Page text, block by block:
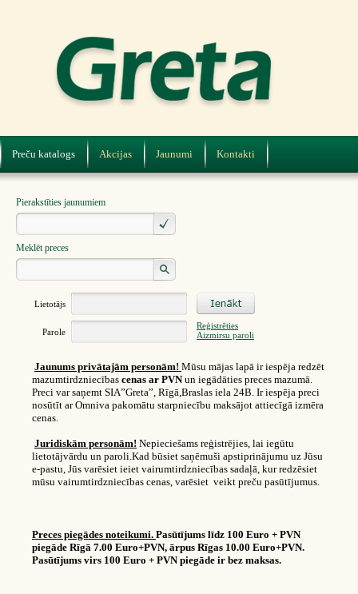
Preču katalogs Akcijas Jaunumi Kontakti
Pierakstīties jaunumiem
Meklēt preces
Lietotājs
Parole
Reģistrēties
Aizmirsu paroli
Jaunums privātajām personām! Mūsu mājas lapā ir iespēja redzēt
mazumtirdzniecības cenas ar PVNun iegādāties preces mazumā.
Preci var saņemt SIA”Greta”, Rīgā,Braslas iela 24B. Ir iespēja preci
nosūtīt ar Omniva pakomātu starpniecību maksājot attiecīgā izmēra
cenas.
Juridiskām personām! Nepieciešams reģistrējies, lai iegūtu
lietotājvārdu un paroli.Kad būsiet saņēmuši apstiprinājumu uz Jūsu
e-pastu, Jūs varēsiet ieiet vairumtirdzniecības sadaļā, kur redzēsiet
mūsu vairumtirdzniecības cenas, varēsiet veikt preču pasūtījumus.
Preces piegādes noteikumi. Pasūtījums līdz 100 Euro + PVN
piegāde Rīgā 7.00 Euro+PVN, ārpus Rīgas 10.00 Euro+PVN.
Pasūtījums virs 100 Euro + PVN piegāde ir bez maksas.